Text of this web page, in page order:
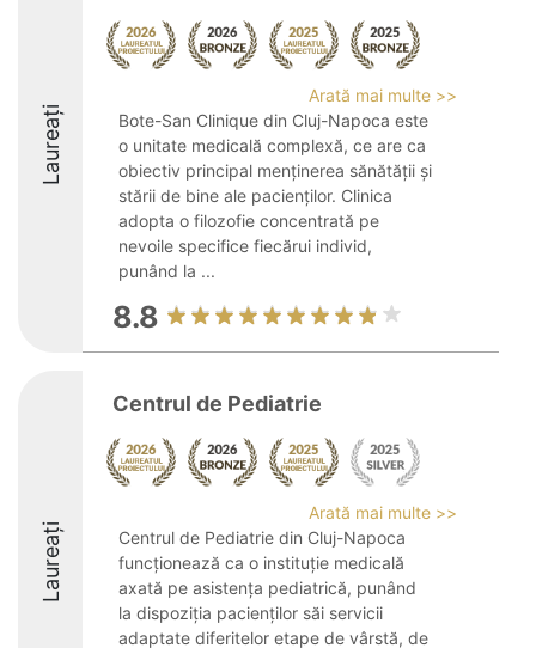
Laureați
Arată mai multe >>
Bote-San Clinique din Cluj-Napoca este
o unitate medicală complexă, ce are ca
obiectiv principal menținerea sănătății și
stării de bine ale pacienților. Clinica
adopta o filozofie concentrată pe
nevoile specifice fiecărui individ,
punând la ...
8.8
Laureați
Centrul de Pediatrie
Arată mai multe >>
Centrul de Pediatrie din Cluj-Napoca
funcționează ca o instituție medicală
axată pe asistența pediatrică, punând
la dispoziția pacienților săi servicii
adaptate diferitelor etape de vârstă, de